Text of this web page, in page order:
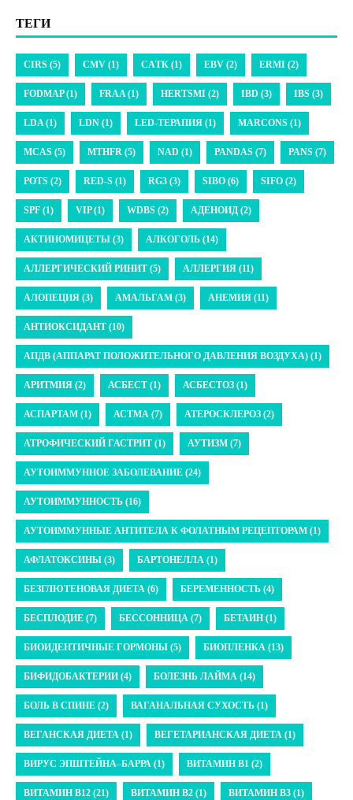
ТЕГИ
CIRS (5) CMV (1) CАTК (1) EBV (2) ERMI (2)
FODMAP (1) FRAA (1) HERTSMI (2) IBD (3) IBS (3)
LDA (1) LDN (1) LED-ТЕРАПИЯ (1) MARCONS (1)
MCAS (5) MTHFR (5) NAD (1) PANDAS (7) PANS (7)
POTS (2) RED-S (1) RG3 (3) SIBO (6) SIFO (2)
SPF (1) VIP (1) WDBS (2) АДЕНОИД (2)
АКТИНОМИЦЕТЫ (3) АЛКОГОЛЬ (14)
АЛЛЕРГИЧЕСКИЙ РИНИТ (5) АЛЛЕРГИЯ (11)
АЛОПЕЦИЯ (3) АМАЛЬГАМ (3) АНЕМИЯ (11)
АНТИОКСИДАНТ (10)
АПДВ (АППАРАТ ПОЛОЖИТЕЛЬНОГО ДАВЛЕНИЯ ВОЗДУХА) (1)
АРИТМИЯ (2) АСБЕСТ (1) АСБЕСТОЗ (1)
АСПАРТАМ (1) АСТМА (7) АТЕРОСКЛЕРОЗ (2)
АТРОФИЧЕСКИЙ ГАСТРИТ (1) АУТИЗМ (7)
АУТОИММУННОЕ ЗАБОЛЕВАНИЕ (24)
АУТОИММУННОСТЬ (16)
АУТОИММУННЫЕ АНТИТЕЛА К ФОЛАТНЫМ РЕЦЕПТОРАМ (1)
АФЛАТОКСИНЫ (3) БАРТОНЕЛЛА (1)
БЕЗГЛЮТЕНОВАЯ ДИЕТА (6) БЕРЕМЕННОСТЬ (4)
БЕСПЛОДИЕ (7) БЕССОННИЦА (7) БЕТАИН (1)
БИОИДЕНТИЧНЫЕ ГОРМОНЫ (5) БИОПЛЕНКА (13)
БИФИДОБАКТЕРИИ (4) БОЛЕЗНЬ ЛАЙМА (14)
БОЛЬ В СПИНЕ (2) ВАГАНАЛЬНАЯ СУХОСТЬ (1)
ВЕГАНСКАЯ ДИЕТА (1) ВЕГЕТАРИАНСКАЯ ДИЕТА (1)
ВИРУС ЭПШТЕЙНА–БАРРА (1) ВИТАМИН B1 (2)
ВИТАМИН B12 (21) ВИТАМИН B2 (1) ВИТАМИН B3 (1)